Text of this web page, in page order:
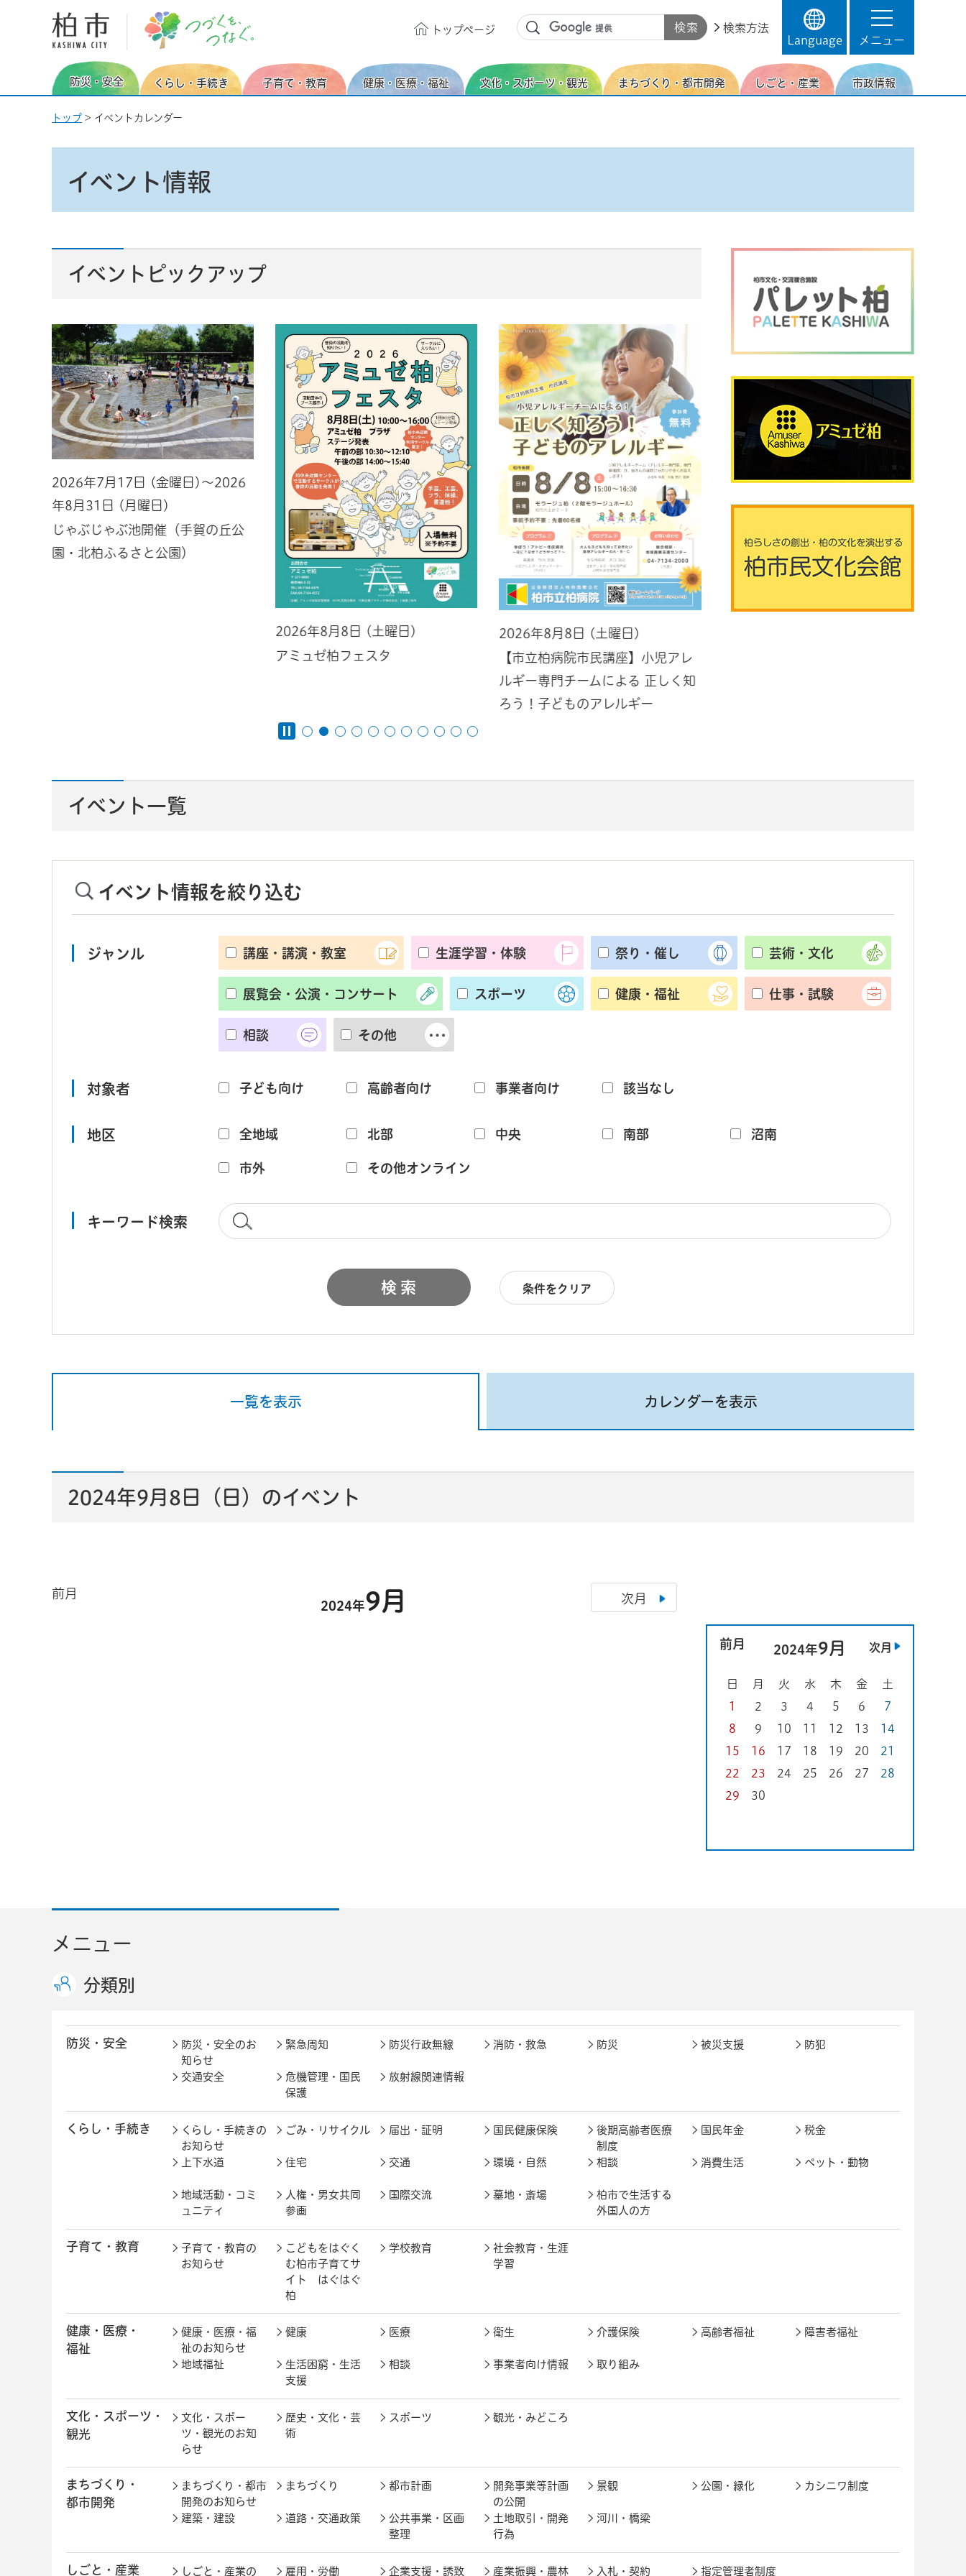
柏市
トップページ
検索方法
Language
メニュー
防災・安全 くらし・手続き 子育て・教育 健康・医療・福祉 文化・スポーツ・観光 まちづくり・都市開発 しごと・産業 市政情報
トップ > イベントカレンダー
イベント情報
イベントピックアップ
2026年7月17日 (金曜日)～2026
年8月31日 (月曜日)
じゃぶじゃぶ池開催（手賀の丘公
園・北柏ふるさと公園）
2026年8月8日 (土曜日)
アミュゼ柏フェスタ
2026年8月8日 (土曜日)
【市立柏病院市民講座】小児アレ
ルギー専門チームによる 正しく知
ろう！子どものアレルギー
イベント一覧
イベント情報を絞り込む
ジャンル 講座・講演・教室 生涯学習・体験 祭り・催し 芸術・文化
展覧会・公演・コンサート スポーツ 健康・福祉 仕事・試験
相談 その他
対象者 子ども向け 高齢者向け 事業者向け 該当なし
地区 全地域 北部 中央 南部 沼南
市外 その他オンライン
キーワード検索
条件をクリア
一覧を表示 カレンダーを表示
2024年9月8日（日）のイベント
前月 2024年9月 次月
日 月 火 水 木 金
土
1
2 3 4 5 6
7
8
9 10 11 12 13
14
15
16 17 18 19 20
21
22
23 24 25 26 27
28
29
30
前月
2024年9月 次月
メニュー
分類別
防災・安全
防災・安全のお
知らせ
緊急周知 防災行政無線 消防・救急 防災 被災支援 防犯
交通安全
危機管理・国民
保護
放射線関連情報
くらし・手続き
くらし・手続きの
お知らせ
ごみ・リサイクル 届出・証明 国民健康保険
後期高齢者医療
制度
国民年金 税金
上下水道 住宅 交通 環境・自然 相談 消費生活 ペット・動物
地域活動・コミ
ュニティ
人権・男女共同
参画
国際交流 墓地・斎場
柏市で生活する
外国人の方
子育て・教育
子育て・教育の
お知らせ
こどもをはぐく
む柏市子育てサ
イト はぐはぐ
柏
学校教育
社会教育・生涯
学習
健康・医療・
福祉
健康・医療・福
祉のお知らせ
健康 医療 衛生 介護保険 高齢者福祉 障害者福祉
地域福祉
生活困窮・生活
支援
相談 事業者向け情報 取り組み
文化・スポーツ・
観光
文化・スポー
ツ・観光のお知
らせ
歴史・文化・芸
術
スポーツ 観光・みどころ
まちづくり・
都市開発
まちづくり・都市
開発のお知らせ
まちづくり 都市計画
開発事業等計画
の公開
景観 公園・緑化 カシニワ制度
建築・建設 道路・交通政策
公共事業・区画
整理
土地取引・開発
行為
河川・橋梁
しごと・産業 しごと・産業の 雇用・労働 企業支援・誘致 産業振興・農林 入札・契約 指定管理者制度